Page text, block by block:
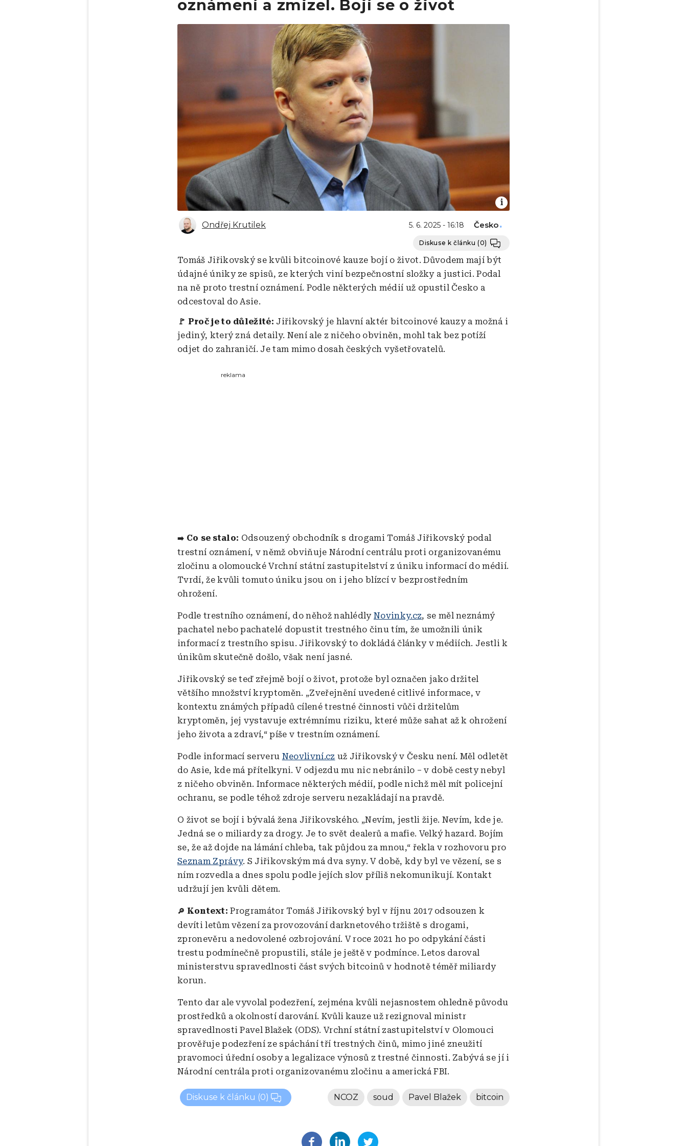
oznámení a zmizel. Bojí se o život
Obrázek
Ondřej Krutilek 5. 6. 2025 - 16:18 Česko
Diskuse k článku(0)
Tomáš Jiřikovský se kvůli bitcoinové kauze bojí o život. Důvodem mají být
údajné úniky ze spisů, ze kterých viní bezpečnostní složky a justici. Podal
na ně proto trestní oznámení. Podle některých médií už opustil Česko a
odcestoval do Asie.
🚩 Proč je to důležité: Jiřikovský je hlavní aktér bitcoinové kauzy a možná i
jediný, který zná detaily. Není ale z ničeho obviněn, mohl tak bez potíží
odjet do zahraničí. Je tam mimo dosah českých vyšetřovatelů.
reklama
➡️ Co se stalo: Odsouzený obchodník s drogami Tomáš Jiřikovský podal
trestní oznámení, v němž obviňuje Národní centrálu proti organizovanému
zločinu a olomoucké Vrchní státní zastupitelství z úniku informací do médií.
Tvrdí, že kvůli tomuto úniku jsou on i jeho blízcí v bezprostředním
ohrožení.
Podle trestního oznámení, do něhož nahlédlyNovinky.cz, se měl neznámý
pachatel nebo pachatelé dopustit trestného činu tím, že umožnili únik
informací z trestního spisu. Jiřikovský to dokládá články v médiích. Jestli k
únikům skutečně došlo, však není jasné.
Jiřikovský se teď zřejmě bojí o život, protože byl označen jako držitel
většího množství kryptoměn. „Zveřejnění uvedené citlivé informace, v
kontextu známých případů cílené trestné činnosti vůči držitelům
kryptoměn, jej vystavuje extrémnímu riziku, které může sahat až k ohrožení
jeho života a zdraví,“ píše v trestním oznámení.
Podle informací serveru Neovlivní.cz už Jiřikovský v Česku není. Měl odletět
do Asie, kde má přítelkyni. V odjezdu mu nic nebránilo – v době cesty nebyl
z ničeho obviněn. Informace některých médií, podle nichž měl mít policejní
ochranu, se podle téhož zdroje serveru nezakládají na pravdě.
O život se bojí i bývalá žena Jiřikovského. „Nevím, jestli žije. Nevím, kde je.
Jedná se o miliardy za drogy. Je to svět dealerů a mafie. Velký hazard. Bojím
se, že až dojde na lámání chleba, tak půjdou za mnou,“ řekla v rozhovoru pro
Seznam Zprávy. S Jiřikovským má dva syny. V době, kdy byl ve vězení, se s
ním rozvedla a dnes spolu podle jejích slov příliš nekomunikují. Kontakt
udržují jen kvůli dětem.
🔎 Kontext: Programátor Tomáš Jiřikovský byl v říjnu 2017 odsouzen k
devíti letům vězení za provozování darknetového tržiště s drogami,
zpronevěru a nedovolené ozbrojování. V roce 2021 ho po odpykání části
trestu podmínečně propustili, stále je ještě v podmínce. Letos daroval
ministerstvu spravedlnosti část svých bitcoinů v hodnotě téměř miliardy
korun.
Tento dar ale vyvolal podezření, zejména kvůli nejasnostem ohledně původu
prostředků a okolností darování. Kvůli kauze už rezignoval ministr
spravedlnosti Pavel Blažek (ODS). Vrchní státní zastupitelství v Olomouci
prověřuje podezření ze spáchání tří trestných činů, mimo jiné zneužití
pravomoci úřední osoby a legalizace výnosů z trestné činnosti. Zabývá se jí i
Národní centrála proti organizovanému zločinu a americká FBI.
Diskuse k článku (0) bitcoin
Pavel Blažek
soud
NCOZ